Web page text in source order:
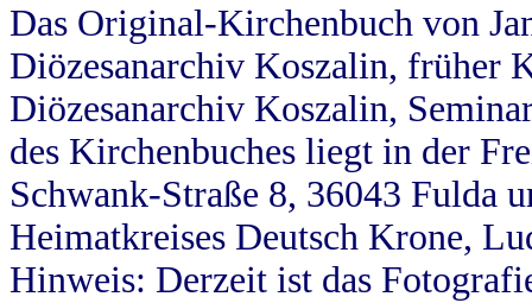
Das Original-Kirchenbuch von
Diözesanarchiv Koszalin, früher
Diözesanarchiv Koszalin,
des Kirchenbuches liegt in der
Schwank-Straße 8, 36043 Fulda
Heimatkreises Deutsch Krone,
Hinweis: Derzeit ist das